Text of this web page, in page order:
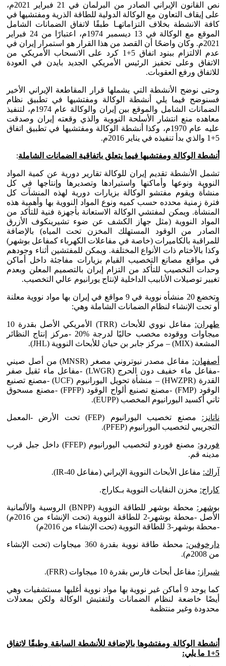
نص القانون الإيراني الصادر من البرلمان في 21 فبراير 2021م،
على إيقاف التعاون مع الوكالة الدولية للطاقة الذرية ومفتشيها في
كافة الانشطة بخلاف التزاماتهـا طبقًا لاتفاق الضمانات الشامل
الموقع مع الوكالة في 13 ديسمبر 1974م، اعتبارًا من 24 فبراير
2021م. وكان واضحًا أن القصد من هذا القرار هو استمرار إيران في
عدم الالتزام ببنود اتفاق 5+1 كرد على الانسحاب الأمريكي من
الاتفاق وعلى تحفيز الرئيس الأمريكي الجديد بايدن في العودة
للاتفاق ورفع العقوبات.
وحتى نوضح الأنشطة التي يشملها قرار المقاطعة الإيراني الأخير
فسنوضح فيما يلي أنشطة الوكالة ومفتشيها في تطبيق نظام
الضمانات الشامل والموقع بين إيران والوكالة عام 1974م، لتنفيذ
معاهده منع انتشار الأسلحة النووية والذي وقعته إيران وصدقت
عليه عام 1970م، وكذا أنشطة الوكالة ومفتشيها في تطبيق اتفاق
5+1 والذي بدأ تنفيذه في يناير 2016م.
أنشطة الوكالة ومفتشيها فيما يتعلق باتفاقية الضمانات الشاملة:
تشمل الأنشطة تقديم إيران للوكالة تقارير دورية عن كمية المواد
النووية ونوعها وأماكنها واستيرادها وتصديرها وإنتاجها في كل
منشأة ويقوم مفتشو الوكالة بزيارات دورية لهذه المنشآت كل
فترة زمنية محدده حسب كميه ونوع المواد النووية بها وأهمية هذه
المنشأة. ويمكن لمفتشي الوكالة الاستعانة بأجهزة فنية للتأكد من
المواد النووية (مثل جهاز الكشف عن ضوء تشيرينكوف الأزرق
الصادر من الوقود المستهلك المخزن تحت المياه) بالإضافة
للمراقبة بالكاميرات (خاصة في مفاعلات الكهرباء كمفاعل بوشهر)
وكذا بالأختام ذات الأنواع المختلفة. ويمكن للمفتشين أثناء وجودهم
في مواقع مصانع التخصيب القيام بزيارات مفاجئة داخل أماكن
وحدات التخصيب للتأكد من التزام إيران بالتصميم المعلن وبعدم
تغيير توصيلات الأنابيب الداخلية لإنتاج يورانيوم عالي التخصيب.
وتخضع 20 منشأه نووية في 9 مواقع في إيران بها مواد نووية معلنة
أو تحت الإنشاء لنظام الضمانات الشاملة وهي:
طهران:
مفاعل نووي للأبحاث (TRR) الأمريكي الأصل بقدرة 10
ميجاوات ووقوده مخصب حاليًا لدرجة %20 -مركز إنتاج النظائر
المشعة (MIX) – مركز جابر بن حيان للأبحاث النووية (JHL).
أصفهان:
مفاعل مصدر نيوتروني مصغر (MNSR) من أصل صيني
-مفاعل ماء خفيف دون الحرج (LWGR) -مفاعل ماء ثقيل صفر
القدرة (HWZPR) – منشأة تحويل اليورانيوم (UCF) -مصنع تصنيع
الوقود (FMP) -مصنع تصنيع ألواح الوقود (FPFP) -مصنع مسحوق
ثاني أكسيد اليورانيوم المخصب (EUPP).
ناتانز:
مصنع تخصيب اليورانيوم (FEP) تحت الأرض -المعمل
التجريبي لتخصيب اليورانيوم (PFEP).
فوردو:
مصنع فوردو لتخصيب اليورانيوم (FFEP) داخل جبل قرب
مدينه قم.
آراك: مفاعل الأبحاث النووية الإيراني (مفاعل IR-40).
كاراج: مخزن النفايات النووية بـكاراج.
بوشهر:
محطة بوشهر للطاقة النووية (BNPP) الروسية والألمانية
الأصل -محطة بوشهر-2 للطاقة النووية (تحت الإنشاء من 2016م)
-محطة بوشهر-3 للطاقة النووية (تحت الإنشاء من 2016م)
دارخوفين:
محطة طاقة نووية بقدرة 360 ميجاوات (تحت الإنشاء
من 2008م).
شيراز: مفاعل أبحاث فارس بقدرة 10 ميجاوات (FRR).
كما يوجد 9 أماكن غير نووية بها مواد نووية أغلبها مستشفيات وهي
أيضًا خاضعة لنظام الضمانات ولتفتيش الوكالة ولكن بمعدلات
محدودة وغير منتظمة
أنشطة الوكالة ومفتشوها بالإضافة للأنشطة السابقة وطبقًا لاتفاق
5+1 ما يلي: